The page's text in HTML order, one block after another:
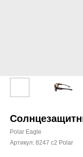
Polar Eagle
Артикул: 8247 c2 Polar